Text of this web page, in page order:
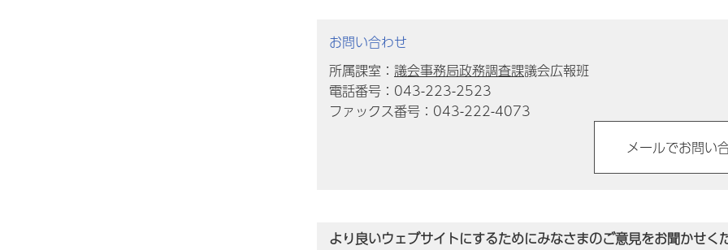
お問い合わせ
所属課室： 議会事務局政務調査課議会広報班
電話番号：043-223-2523
ファックス番号：043-222-4073
より良いウェブサイトにするためにみなさまのご意見をお聞かせく